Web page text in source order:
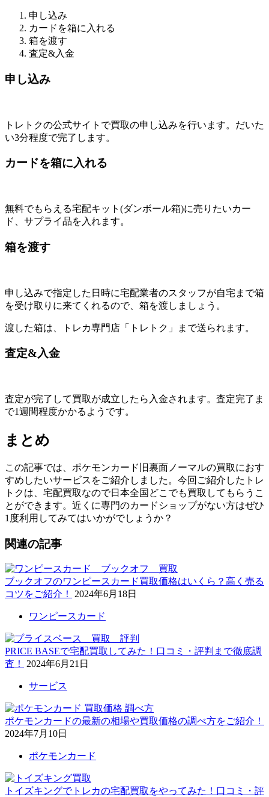
申し込み
カードを箱に入れる
箱を渡す
査定&入金
申し込み
トレトクの公式サイトで買取の申し込みを行います。だいた
い3分程度で完了します。
カードを箱に入れる
無料でもらえる宅配キット(ダンボール箱)に売りたいカー
ド、サプライ品を入れます。
箱を渡す
申し込みで指定した日時に宅配業者のスタッフが自宅まで箱
を受け取りに来てくれるので、箱を渡しましょう。
渡した箱は、トレカ専門店「トレトク」まで送られます。
査定&入金
査定が完了して買取が成立したら入金されます。査定完了ま
で1週間程度かかるようです。
まとめ
この記事では、ポケモンカード旧裏面ノーマルの買取におす
すめしたいサービスをご紹介しました。今回ご紹介したトレ
トクは、宅配買取なので日本全国どこでも買取してもらうこ
とができます。近くに専門のカードショップがない方はぜひ
1度利用してみてはいかがでしょうか？
関連の記事
ブックオフのワンピースカード買取価格はいくら？高く売る
コツをご紹介！
2024年6月18日
ワンピースカード
PRICE BASEで宅配買取してみた！口コミ・評判まで徹底調
査！
2024年6月21日
サービス
ポケモンカードの最新の相場や買取価格の調べ方をご紹介！
2024年7月10日
ポケモンカード
トイズキングでトレカの宅配買取をやってみた！口コミ・評